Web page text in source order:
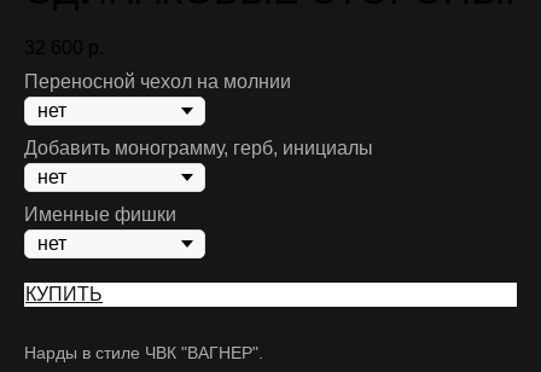
Переносной чехол на молнии
Добавить монограмму, герб, инициалы
Именные фишки
КУПИТЬ
Нарды в стиле ЧВК "ВАГНЕР".